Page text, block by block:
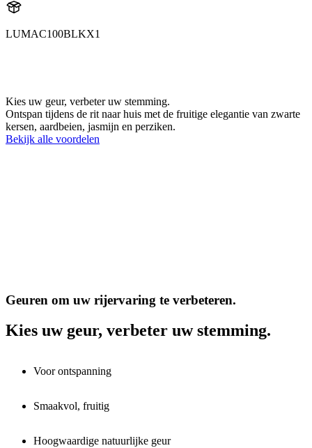
LUMAC100BLKX1
Kies uw geur, verbeter uw stemming.
Ontspan tijdens de rit naar huis met de fruitige elegantie van zwarte
kersen, aardbeien, jasmijn en perziken.
Bekijk alle voordelen
Geuren om uw rijervaring te verbeteren.
Kies uw geur, verbeter uw stemming.
Voor ontspanning
Smaakvol, fruitig
Hoogwaardige natuurlijke geur